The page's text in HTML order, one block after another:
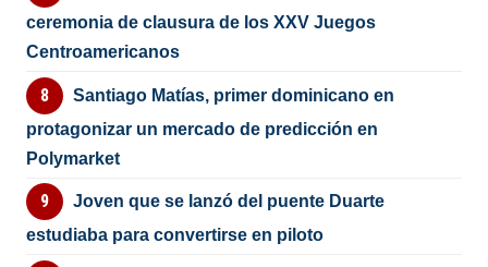
ceremonia de clausura de los XXV Juegos
Centroamericanos
Santiago Matías, primer dominicano en
protagonizar un mercado de predicción en
Polymarket
Joven que se lanzó del puente Duarte
estudiaba para convertirse en piloto